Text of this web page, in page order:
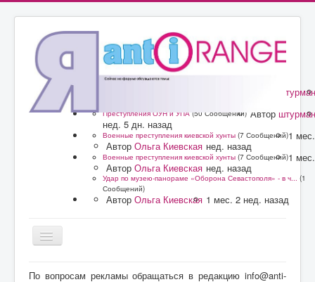
штурман
Преступления ОУН и УПА (50 Сообщений) Автор штурман
нед. 5 дн. назад
Военные преступления киевской хунты (7 Сообщений)
Автор Ольга Киевская
1
нед. назад
Военные преступления киевской хунты (7 Сообщений)
Автор Ольга Киевская
1
нед. назад
Удар по музею-панораме «Оборона Севастополя» - в ч...
(1
Сообщений)
Автор Ольга Киевская 1 мес. 2 нед. назад
По вопросам рекламы обращаться в редакцию info@anti-